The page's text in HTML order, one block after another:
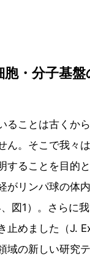
・分子基盤
ることは古くか
ん。そこで我々
することを目的
がリンパ球の体
図1）。さらに
止めました（J.
域の新しい研究